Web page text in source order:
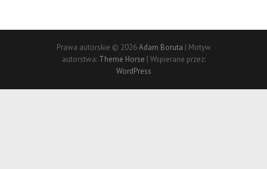
Prawa autorskie © 2026Adam Boruta | Motyw
autorstwa: Theme Horse | Wspierane przez:
WordPress